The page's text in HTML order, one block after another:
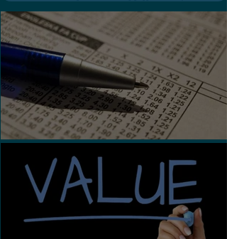
Τι είναι τα Ασιατικά Χάντικαπ;